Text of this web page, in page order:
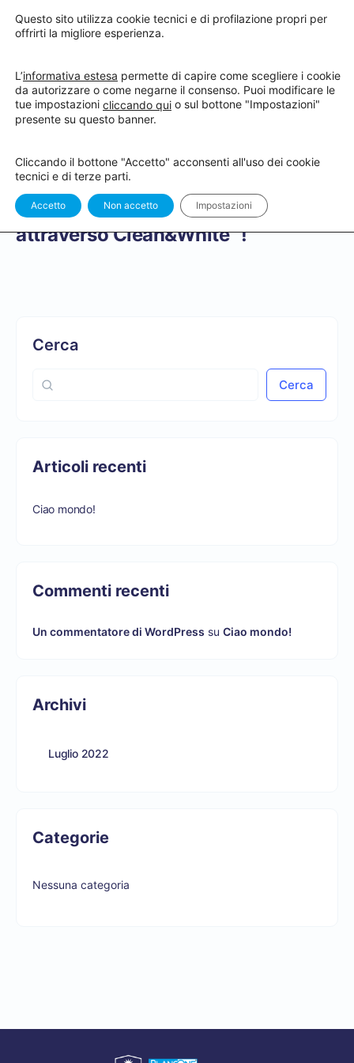
Hai completato il corso “Soddisfare
sbiancamento dentale, acquisendo
e fidelizzando nuova clientela
attraverso Clean&White” !
Cerca
Cerca
Articoli recenti
Ciao mondo!
Commenti recenti
Un commentatore di WordPress su Ciao mondo!
Archivi
Luglio 2022
Categorie
Nessuna categoria
Questo sito utilizza cookie tecnici e di profilazione propri per
offrirti la migliore esperienza.
L’informativa estesa permette di capire come scegliere i cookie
da autorizzare o come negarne il consenso. Puoi modificare le
tue impostazioni cliccando qui o sul bottone "Impostazioni"
presente su questo banner.
Cliccando il bottone "Accetto" acconsenti all'uso dei cookie
tecnici e di terze parti.
Accetto Non accetto Impostazioni